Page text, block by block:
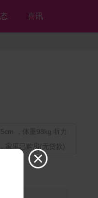
喜讯
，体重98kg 听力
家里已购房(无贷款)
